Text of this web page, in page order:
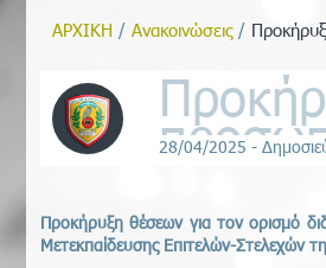
ΑΡΧΙΚΗ / Ανακοινώσεις/
28/04/2025 -
Προκήρυξη θέσεων για τον ορισμό
Μετεκπαίδευσης Επιτελών-Στελεχών